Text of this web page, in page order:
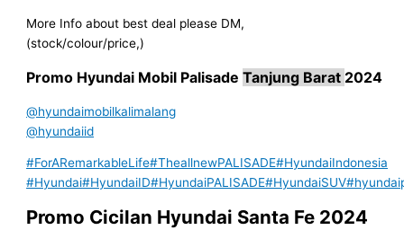
More Info about best deal please DM,
(stock/colour/price,)
Promo Hyundai Mobil Palisade Tanjung Barat 2024
@hyundaimobilkalimalang
@hyundaiid
#ForARemarkableLife#TheallnewPALISADE#HyundaiIndonesia
#Hyundai#HyundaiID#HyundaiPALISADE#HyundaiSUV
Promo Cicilan Hyundai Santa Fe 2024